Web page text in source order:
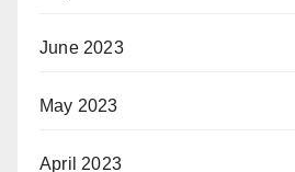
June 2023
May 2023
April 2023